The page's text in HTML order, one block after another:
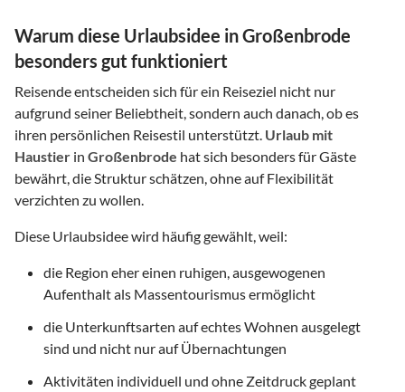
Warum diese Urlaubsidee in Großenbrode
besonders gut funktioniert
Reisende entscheiden sich für ein Reiseziel nicht nur
aufgrund seiner Beliebtheit, sondern auch danach, ob es
ihren persönlichen Reisestil unterstützt. Urlaub mit
Haustier in Großenbrode hat sich besonders für Gäste
bewährt, die Struktur schätzen, ohne auf Flexibilität
verzichten zu wollen.
Diese Urlaubsidee wird häufig gewählt, weil:
die Region eher einen ruhigen, ausgewogenen
Aufenthalt als Massentourismus ermöglicht
die Unterkunftsarten auf echtes Wohnen ausgelegt
sind und nicht nur auf Übernachtungen
Aktivitäten individuell und ohne Zeitdruck geplant